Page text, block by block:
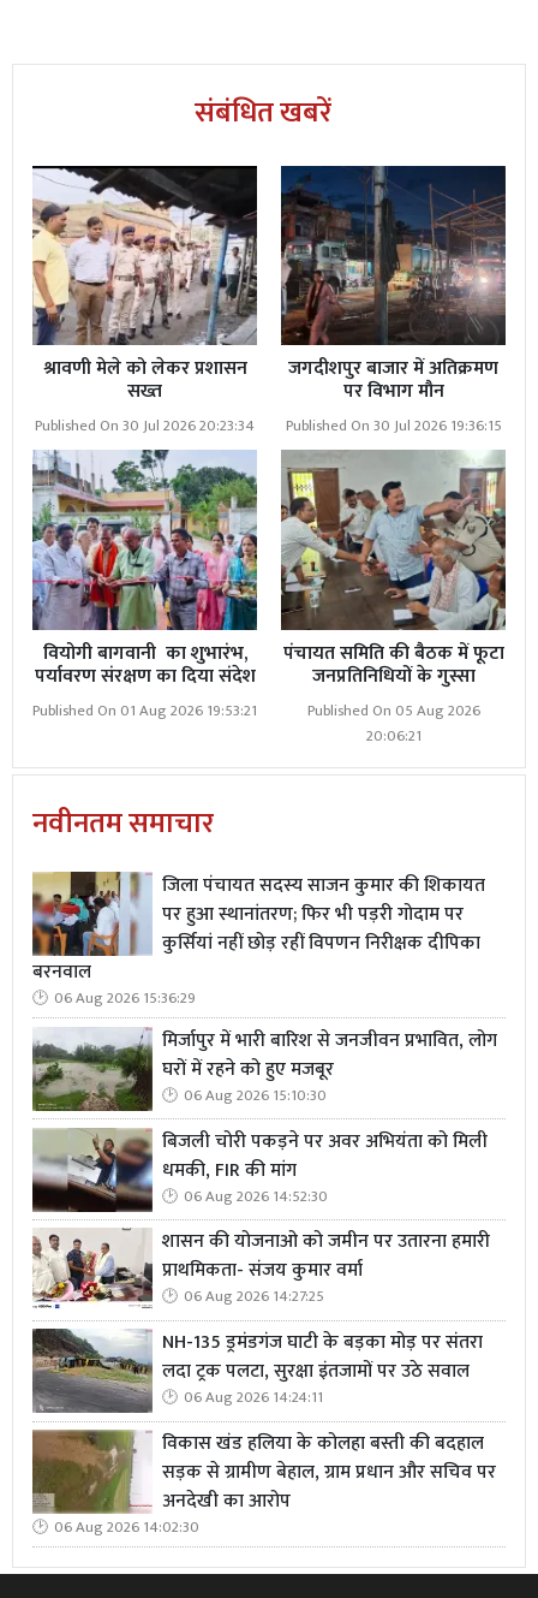
Read Moreपरिवार की रक्षा में शहीद हुआ 'टॉमी
खबरों को तेज बना सकता है AI, लेकिन मानवीय संवेदना जरूरी:
डीएम
Read More पंचायत समिति की बैठक में फूटा
जनप्रतिनिधियों के गुस्सा
​जिलाधिकारी सावन कुमार ने कहा कि आज आर्टिफिशियल
इंटेलिजेंस (AI) ने हर क्षेत्र में अपनी मौजूदगी दर्ज कराई है और
पत्रकारिता भी इससे अछूती नहीं है। उन्होंने कहा कि एआई खबरों को
तेज और व्यापक बना सकता है, लेकिन तथ्यों की पुष्टि और मानवीय
संवेदनाओं की समझ केवल एक जिम्मेदार पत्रकार ही दे सकता है।
रहता है। चाहे कोई समस्या हो या परेशानी, मीडिया के माध्यम से तुरंत
जानकारी मिल जाती है, जिस पर समय रहते समाधान कर दिया
जाता है। उन्होंने पत्रकारों से तकनीक को अपनाने के साथ-साथ
उसकी चुनौतियों को भी समझने की अपील की।
डिजिटल युग में 'फेक न्यूज' बड़ी चुनौती: एसपी
​पुलिस अधीक्षक शरथ आर. एस. ने कहा कि पत्रकार और पुलिस
दोनों ही समाज के प्रति जवाबदेह हैं। उन्होंने कहा कि डिजिटल युग में
फेक न्यूज और भ्रामक सूचनाएं एक बड़ी चुनौती बनकर सामने आई
हैं। ऐसे समय में पत्रकारों की जिम्मेदारी और बढ़ जाती है कि वे सत्य
और प्रमाणिक खबरों को ही जनता तक पहुंचाएं। उन्होंने कहा कि
पुलिस को भी पत्रकारों की सकारात्मक भूमिका की जरूरत है ताकि
समय रहते नेगेटिव खबरों और अफवाहों की पहचान हो सके।
संबंधित खबरें
श्रावणी मेले को लेकर प्रशासन
सख्त
Published On 30 Jul 2026 20:23:34
जगदीशपुर बाजार में अतिक्रमण
पर विभाग मौन
Published On 30 Jul 2026 19:36:15
वियोगी बागवानी का शुभारंभ,
पर्यावरण संरक्षण का दिया संदेश
Published On 01 Aug 2026 19:53:21
पंचायत समिति की बैठक में फूटा
जनप्रतिनिधियों के गुस्सा
Published On 05 Aug 2026
20:06:21
नवीनतम समाचार
जिला पंचायत सदस्य साजन कुमार की शिकायत
पर हुआ स्थानांतरण; फिर भी पड़री गोदाम पर
कुर्सियां नहीं छोड़ रहीं विपणन निरीक्षक दीपिका
बरनवाल
06 Aug 2026 15:36:29
मिर्जापुर में भारी बारिश से जनजीवन प्रभावित, लोग
घरों में रहने को हुए मजबूर
06 Aug 2026 15:10:30
बिजली चोरी पकड़ने पर अवर अभियंता को मिली
धमकी, FIR की मांग
06 Aug 2026 14:52:30
शासन की योजनाओ को जमीन पर उतारना हमारी
प्राथमिकता- संजय कुमार वर्मा
06 Aug 2026 14:27:25
NH-135 ड्रमंडगंज घाटी के बड़का मोड़ पर संतरा
लदा ट्रक पलटा, सुरक्षा इंतजामों पर उठे सवाल
06 Aug 2026 14:24:11
विकास खंड हलिया के कोलहा बस्ती की बदहाल
सड़क से ग्रामीण बेहाल, ग्राम प्रधान और सचिव पर
अनदेखी का आरोप
06 Aug 2026 14:02:30